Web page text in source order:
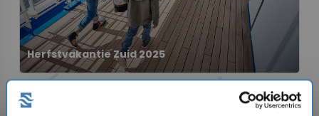
Herfstvakantie Zuid 2025